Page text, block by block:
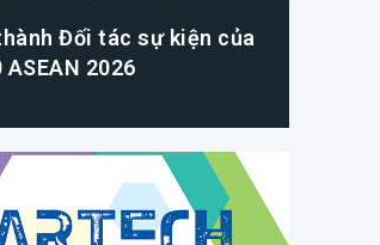
Đối tác sự kiện của
ASEAN 2026